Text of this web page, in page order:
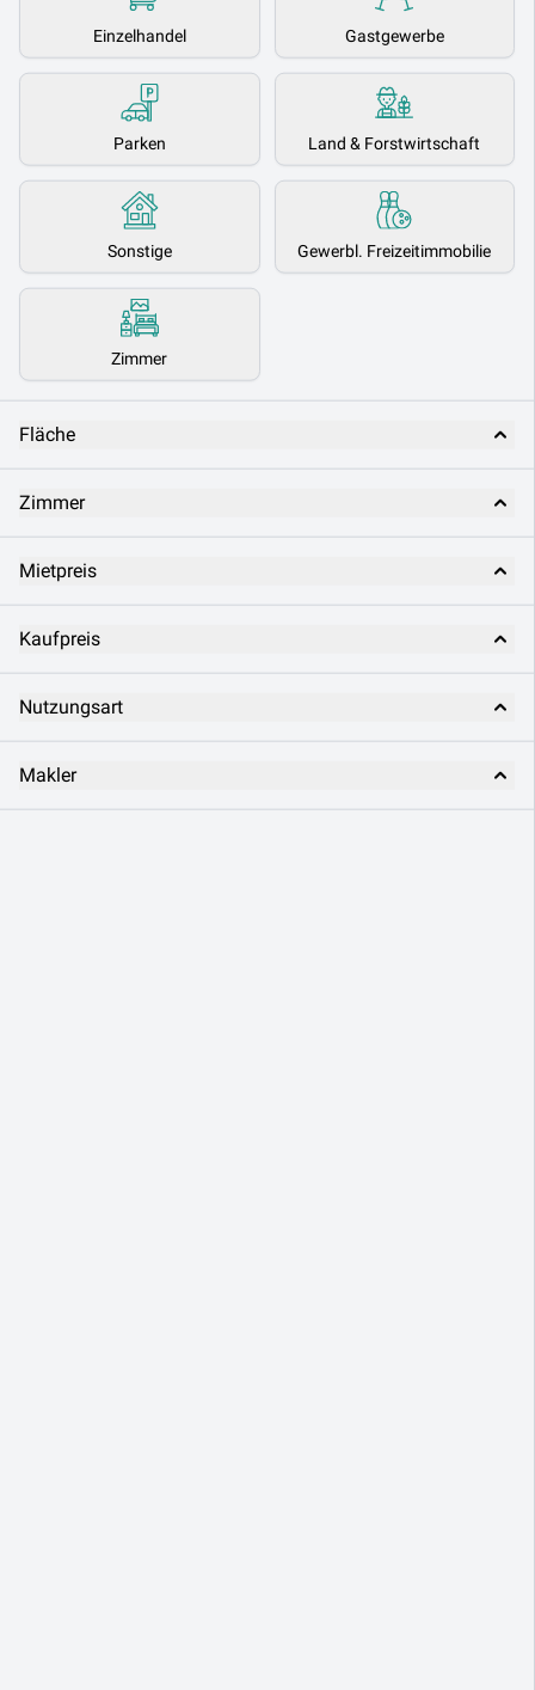
Einzelhandel Gastgewerbe
Parken Land & Forstwirtschaft
Sonstige Gewerbl. Freizeitimmobilie
Zimmer
Fläche
Zimmer
Mietpreis
Kaufpreis
Nutzungsart
Makler